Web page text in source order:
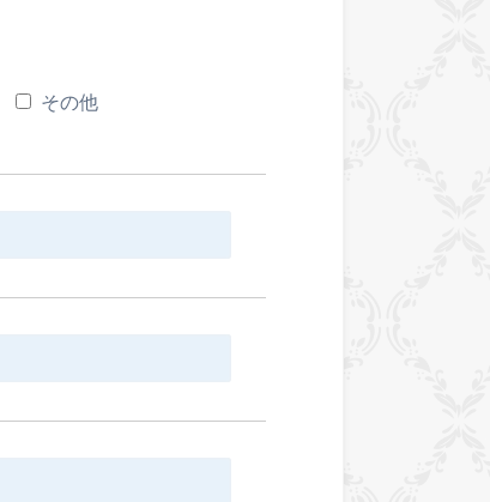
その他